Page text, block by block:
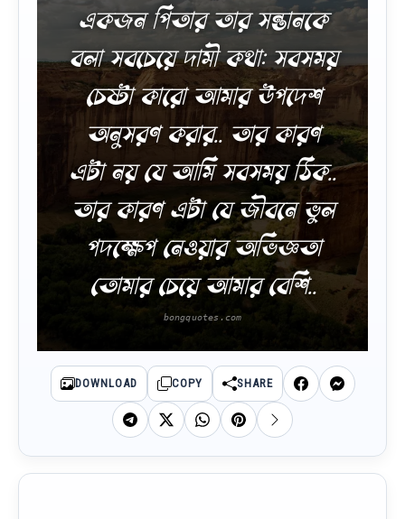
একজন পিতার তার সন্তানকে
বলা সবচেয়ে দামী কথা: সবসময়
চেষ্টা কারো আমার উপদেশ
অনুসরণ করার.. তার কারণ
এটা নয় যে আমি সবসময় ঠিক..
তার কারণ এটা যে জীবনে ভুল
পদক্ষেপ নেওয়ার অভিজ্ঞতা
তোমার চেয়ে আমার বেশি..
DOWNLOAD COPY SHARE